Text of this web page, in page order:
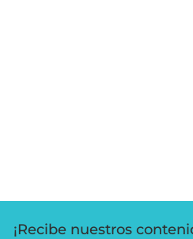
¡Recibe nuestros